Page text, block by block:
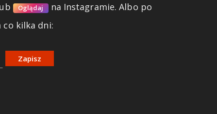
Oglądaj na Instagramie.Albo po
co kilka dni:
Zapisz